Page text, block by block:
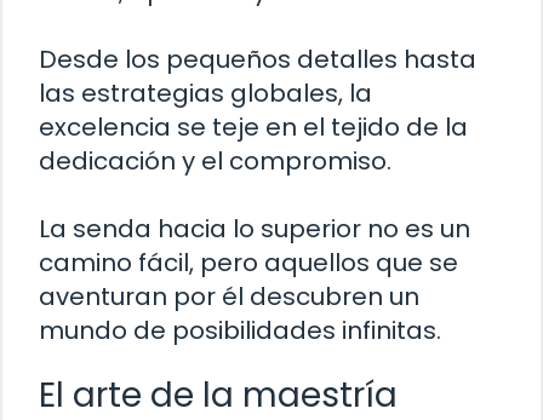
Desde los pequeños detalles hasta
las estrategias globales, la
excelencia se teje en el tejido de la
dedicación y el compromiso.
La senda hacia lo superior no es un
camino fácil, pero aquellos que se
aventuran por él descubren un
mundo de posibilidades infinitas.
El arte de la maestría